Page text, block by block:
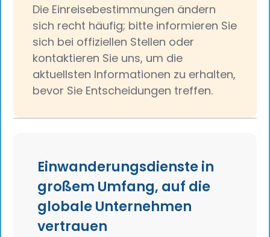
Die Einreisebestimmungen ändern
sich recht häufig; bitte informieren Sie
sich bei offiziellen Stellen oder
kontaktieren Sie uns, um die
aktuellsten Informationen zu erhalten,
bevor Sie Entscheidungen treffen.
Einwanderungsdienste in
großem Umfang, auf die
globale Unternehmen
vertrauen